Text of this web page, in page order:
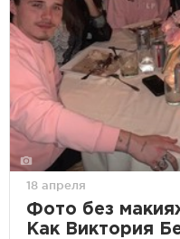
18 апреля
Фото без
Как Виктория